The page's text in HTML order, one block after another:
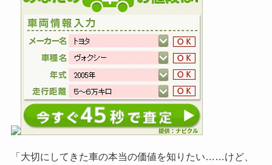
「大切にしてきた車の本当の価値を知りたい……けど、